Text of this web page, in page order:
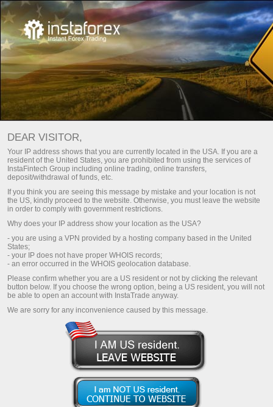
หลัก สนับสนุน ติดต่อ
วิธีการติดต่อเรา
คุณสามารถใช้แบบฟอร์มตอบกลับทางอีเมลได้ หรือคำขอให้
โทรติดต่อกลับ
Afghanistan
DEAR VISITOR,
Your IP address shows that you are currently located in the USA. If you are a
resident of the United States, you are prohibited from using the services of
InstaFintech Group including online trading, online transfers,
deposit/withdrawal of funds, etc.
If you think you are seeing this message by mistake and your location is not
the US, kindly proceed to the website. Otherwise, you must leave the website
in order to comply with government restrictions.
Why does your IP address show your location as the USA?
- you are using a VPN provided by a hosting company based in the United
States;
- your IP does not have proper WHOIS records;
- an error occurred in the WHOIS geolocation database.
Please confirm whether you are a US resident or not by clicking the relevant
button below. If you choose the wrong option, being a US resident, you will not
be able to open an account with InstaTrade anyway.
We are sorry for any inconvenience caused by this message.